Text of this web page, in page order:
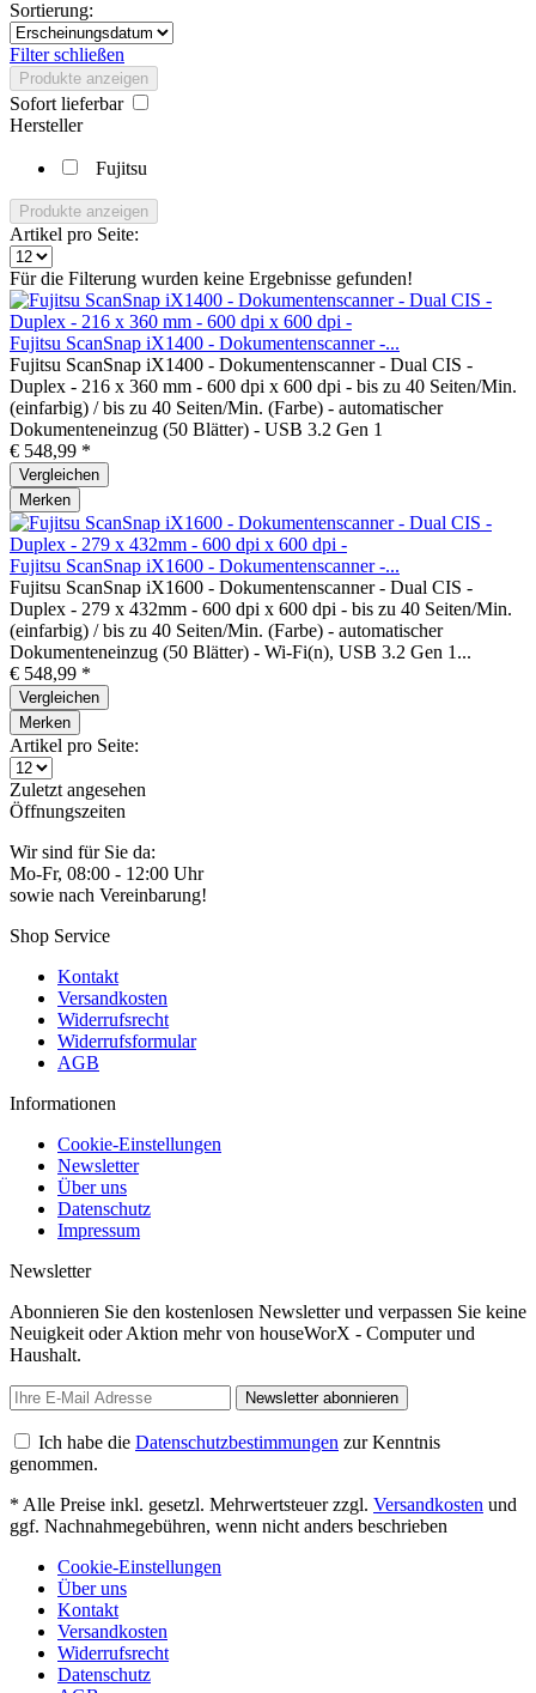
Sortierung:
Filter schließen
Produkte anzeigen
Sofort lieferbar
Hersteller
Fujitsu
Produkte anzeigen
Artikel pro Seite:
Für die Filterung wurden keine Ergebnisse gefunden!
Fujitsu ScanSnap iX1400 - Dokumentenscanner -...
Fujitsu ScanSnap iX1400 - Dokumentenscanner - Dual CIS -
Duplex - 216 x 360 mm - 600 dpi x 600 dpi - bis zu 40 Seiten/Min.
(einfarbig) / bis zu 40 Seiten/Min. (Farbe) - automatischer
Dokumenteneinzug (50 Blätter) - USB 3.2 Gen 1
€ 548,99 *
Vergleichen
Merken
Fujitsu ScanSnap iX1600 - Dokumentenscanner -...
Fujitsu ScanSnap iX1600 - Dokumentenscanner - Dual CIS -
Duplex - 279 x 432mm - 600 dpi x 600 dpi - bis zu 40 Seiten/Min.
(einfarbig) / bis zu 40 Seiten/Min. (Farbe) - automatischer
Dokumenteneinzug (50 Blätter) - Wi-Fi(n), USB 3.2 Gen 1...
€ 548,99 *
Vergleichen
Merken
Artikel pro Seite:
Zuletzt angesehen
Öffnungszeiten
Wir sind für Sie da:
Mo-Fr, 08:00 - 12:00 Uhr
sowie nach Vereinbarung!
Shop Service
Kontakt
Versandkosten
Widerrufsrecht
Widerrufsformular
AGB
Informationen
Cookie-Einstellungen
Newsletter
Über uns
Datenschutz
Impressum
Newsletter
Abonnieren Sie den kostenlosen Newsletter und verpassen Sie keine
Neuigkeit oder Aktion mehr von houseWorX - Computer und
Haushalt.
Newsletter abonnieren
Ich habe die Datenschutzbestimmungen zur Kenntnis
genommen.
* Alle Preise inkl. gesetzl. Mehrwertsteuer zzgl. Versandkosten und
ggf. Nachnahmegebühren, wenn nicht anders beschrieben
Cookie-Einstellungen
Über uns
Kontakt
Versandkosten
Widerrufsrecht
Datenschutz